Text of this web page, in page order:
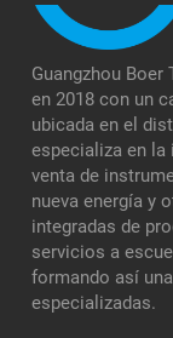
Guangzhou
en 2018 con un
ubicada en el
especializa en
venta de
nueva energía y
integradas de
servicios a
formando así
especializadas.